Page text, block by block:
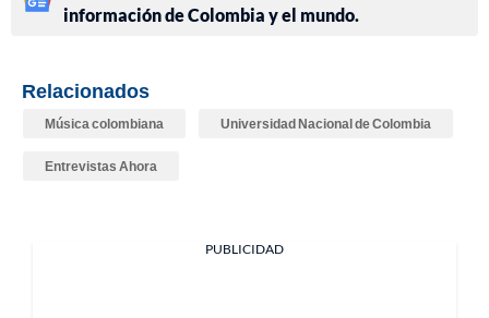
información de Colombia y el mundo.
Relacionados
Música colombiana Universidad Nacional de Colombia
Entrevistas Ahora
PUBLICIDAD